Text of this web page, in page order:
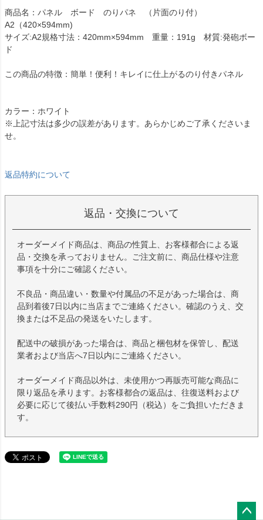
商品名：パネル ボード のりパネ （片面のり付）
A2（420×594mm)
サイズ:A2規格寸法：420mm×594mm 重量：191g 材質:発砲ボー
ド
この商品の特徴：簡単！便利！キレイに仕上がるのり付きパネル
カラー：ホワイト
※上記寸法は多少の誤差があります。あらかじめご了承くださいま
せ。
返品特約について
返品・交換について
オーダーメイド商品は、商品の性質上、お客様都合による返
品・交換を承っておりません。ご注文前に、商品仕様や注意
事項を十分にご確認ください。
不良品・商品違い・数量や付属品の不足があった場合は、商
品到着後7日以内に当店までご連絡ください。確認のうえ、交
換または不足品の発送をいたします。
配送中の破損があった場合は、商品と梱包材を保管し、配送
業者および当店へ7日以内にご連絡ください。
オーダーメイド商品以外は、未使用かつ再販売可能な商品に
限り返品を承ります。お客様都合の返品は、往復送料および
必要に応じて後払い手数料290円（税込）をご負担いただきま
す。